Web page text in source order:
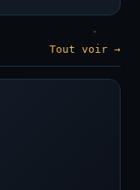
Tout voir →